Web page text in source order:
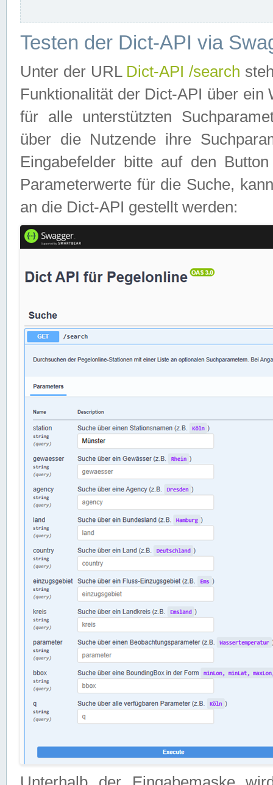
Testen der Dict-API via
Unter der URL Dict-API /search
Funktionalität der Dict-API über
für alle unterstützten
über die Nutzende ihre
Eingabefelder bitte auf den
Parameterwerte für die Suche,
an die Dict-API gestellt werden: